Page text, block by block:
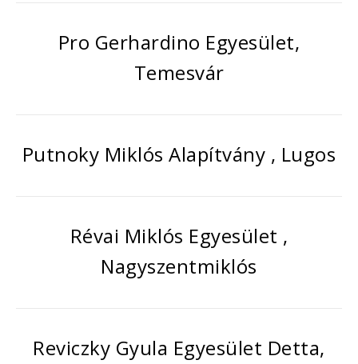
Pro Gerhardino Egyesület,
Temesvár
Putnoky Miklós Alapítvány , Lugos
Révai Miklós Egyesület ,
Nagyszentmiklós
Reviczky Gyula Egyesület Detta,